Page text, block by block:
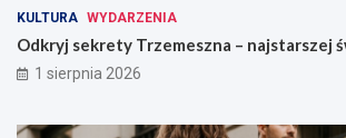
KULTURA WYDARZENIA
Odkryj sekrety Trzemeszna – najstarszej
1 sierpnia 2026